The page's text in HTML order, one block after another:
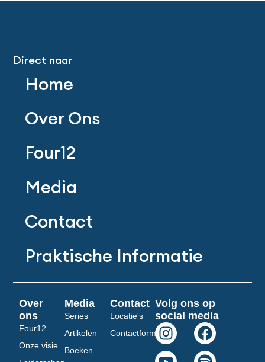
Direct naar
Home
Over Ons
Four12
Media
Contact
Praktische Informatie
Over
ons
Four12
Onze visie
Media
Series
Artikelen
Boeken
Contact
Locatie's
Contactformulier
Volg ons op
social media
I
n
F
a
Y
o
S
p